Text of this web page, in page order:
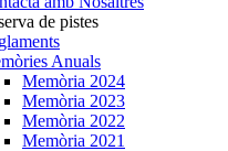
de pistes
Anuals
Memòria 2024
Memòria 2023
Memòria 2022
Memòria 2021